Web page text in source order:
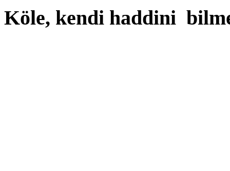
Köle, kendi haddini